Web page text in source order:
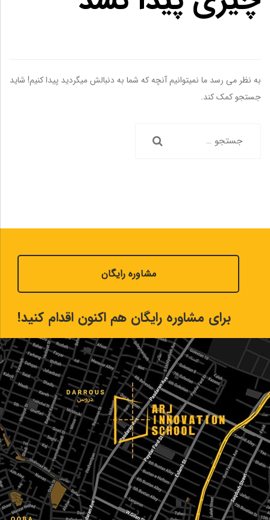
به نظر می رسد ما نمیتوانیم آنچه که شما به دنبالش میگردید پیدا کنیم! شاید
جستجو کمک کند.
مشاوره رایگان
برای مشاوره رایگان هم اکنون اقدام کنید!